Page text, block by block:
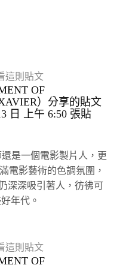
這則貼文
OF
）分享的貼文
日 上午 6:50張貼
還是一個電影製片人，更
電影藝術的色調氛圍，
深深吸引著人，彷彿可
年代。
這則貼文
OF